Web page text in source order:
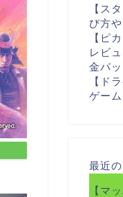
【ス
び方
【ピ
レビ
金パ
【ド
ゲー
最近
【マ